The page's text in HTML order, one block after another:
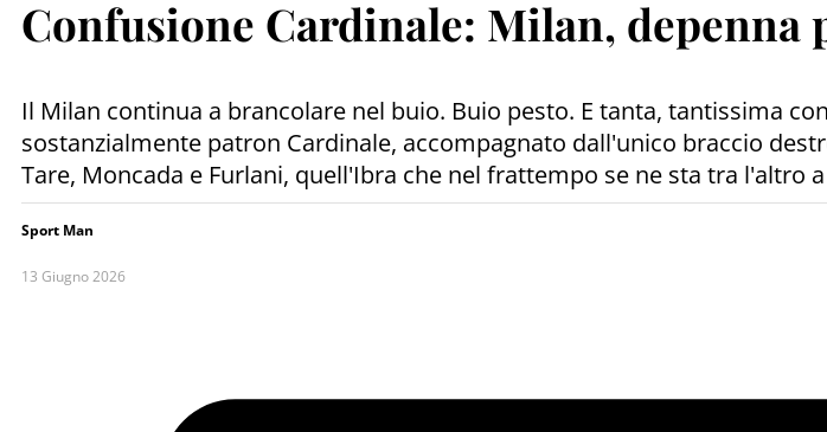
Confusione Cardinale: Milan, depenna
Il Milan continua a brancolare nel buio. Buio pesto. E tanta, tantissima
sostanzialmente patron Cardinale, accompagnato dall'unico braccio
Tare, Moncada e Furlani, quell'Ibra che nel frattempo se ne sta tra l'altro
Sport Man
13 Giugno 2026